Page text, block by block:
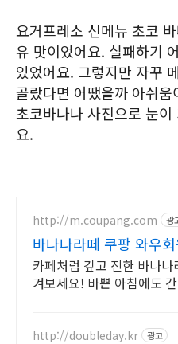
요거프레소 신메뉴 초코
유 맛이었어요. 실패하기
있었어요. 그렇지만 자꾸
골랐다면 어땠을까 아쉬
초코바나나 사진으로 눈
요.
http://m.coupang.com 광
바나나라떼 쿠팡 와우
카페처럼 깊고 진한 바나
겨보세요! 바쁜 아침에도
http://doubleday.kr 광고